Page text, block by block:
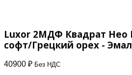
Luxor 2МДФ Квадрат
софт/Грецкий орех -
40900 ₽ Без НДС